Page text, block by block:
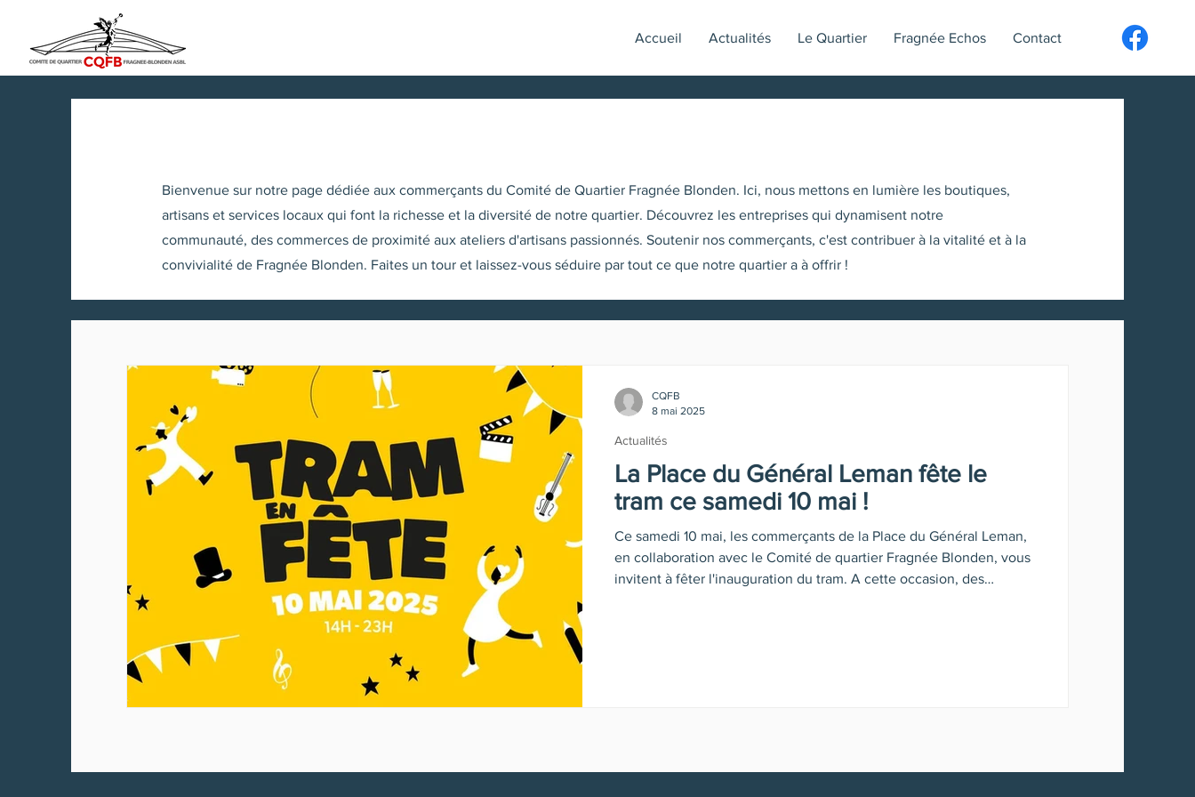
Accueil Actualités Le Quartier Fragnée Echos Contact
Bienvenue sur notre page dédiée aux commerçants du Comité de Quartier Fragnée Blonden. Ici, nous mettons en lumière les boutiques,
artisans et services locaux qui font la richesse et la diversité de notre quartier. Découvrez les entreprises qui dynamisent notre
communauté, des commerces de proximité aux ateliers d'artisans passionnés. Soutenir nos commerçants, c'est contribuer à la vitalité et à la
convivialité de Fragnée Blonden. Faites un tour et laissez-vous séduire par tout ce que notre quartier a à offrir !
La Place du Général Leman fête le
tram ce samedi 10 mai !
Ce samedi 10 mai, les commerçants de la Place du Général Leman,
en collaboration avec le Comité de quartier Fragnée Blonden, vous
invitent à fêter l'inauguration du tram. A cette occasion, des
Actualités
CQFB
8 mai 2025